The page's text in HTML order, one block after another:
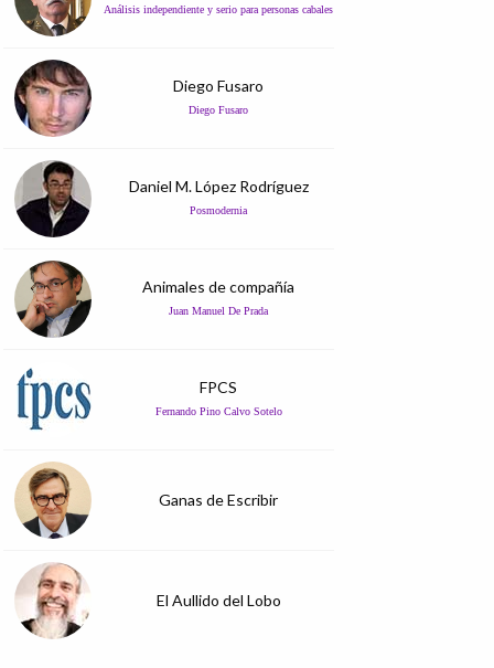
Análisis independiente y serio para personas cabales
Diego Fusaro
Diego Fusaro
Daniel M. López Rodríguez
Posmodernia
Animales de compañía
Juan Manuel De Prada
FPCS
Fernando Pino Calvo Sotelo
Ganas de Escribir
El Aullido del Lobo